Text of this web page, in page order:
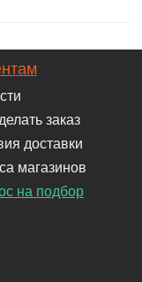
заказ
доставки
магазинов
на подбор